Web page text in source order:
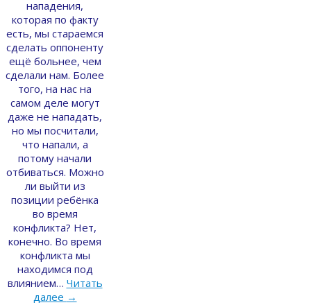
нападения,
которая по факту
есть, мы стараемся
сделать оппоненту
ещё больнее, чем
сделали нам. Более
того, на нас на
самом деле могут
даже не нападать,
но мы посчитали,
что напали, а
потому начали
отбиваться. Можно
ли выйти из
позиции ребёнка
во время
конфликта? Нет,
конечно. Во время
конфликта мы
находимся под
влиянием… Читать
далее →